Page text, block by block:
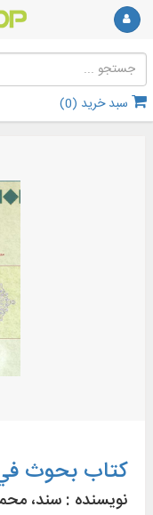
سبد خرید (0
)
کتاب بحوث في
نویسنده : سند،